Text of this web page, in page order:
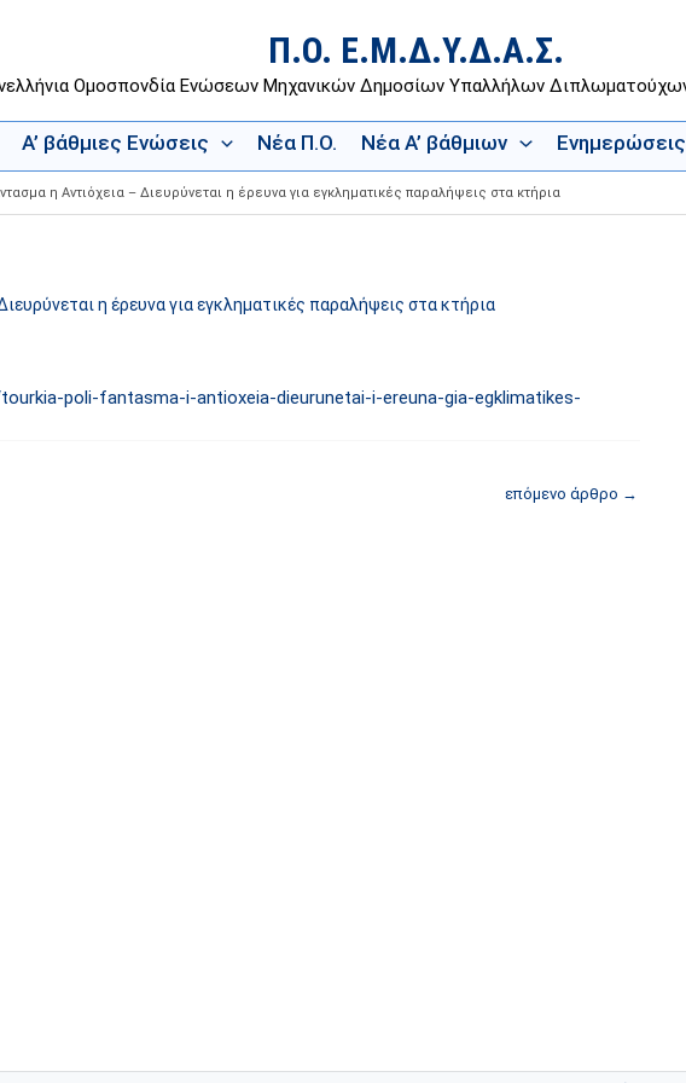
Π.Ο. Ε.Μ.Δ.Υ.Δ.Α.Σ.
Ομοσπονδία Ενώσεων Μηχανικών Δημοσίων Υπαλλήλων
Α’ βάθμιες Ενώσεις Νέα Π.Ο. Νέα Α’ βάθμιων Ενημερώσεις
η Αντιόχεια – Διευρύνεται η έρευνα για εγκληματικές παραλήψεις στα κτήρια
η έρευνα για εγκληματικές παραλήψεις στα κτήρια
poli-fantasma-i-antioxeia-dieurunetai-i-ereuna-gia-egklimatikes-
επόμενο άρθρο →